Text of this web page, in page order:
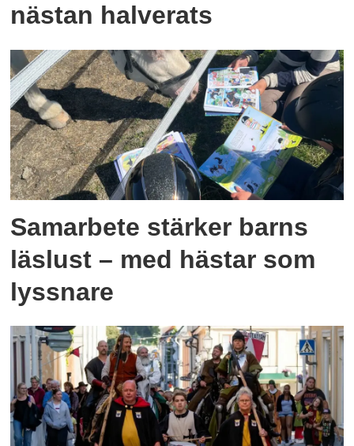
nästan halverats
Samarbete stärker barns
läslust – med hästar som
lyssnare